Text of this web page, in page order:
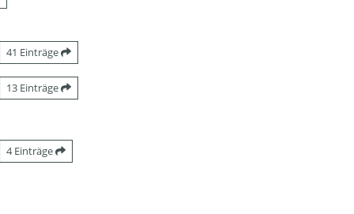
41 Einträge
13 Einträge
4 Einträge